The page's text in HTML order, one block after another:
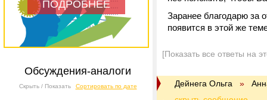
ПОДРОБНЕЕ
Обсуждения-аналоги
Скрыть / Показать Сортировать по дате
Заранее благодарю за
появится в этой же
[Показать все ответы на
Дейнега Ольга »